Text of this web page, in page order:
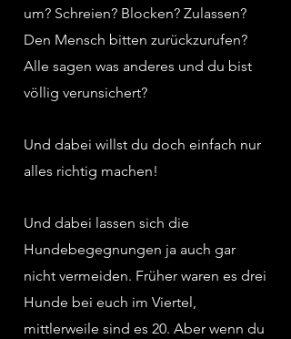
um? Schreien? Blocken? Zulassen?
Den Mensch bitten zurückzurufen?
Alle sagen was anderes und du bist
völlig verunsichert?
Und dabei willst du doch einfach nur
alles richtig machen!
Und dabei lassen sich die
Hundebegegnungen ja auch gar
nicht vermeiden. Früher waren es drei
Hunde bei euch im Viertel,
mittlerweile sind es 20. Aber wenn du